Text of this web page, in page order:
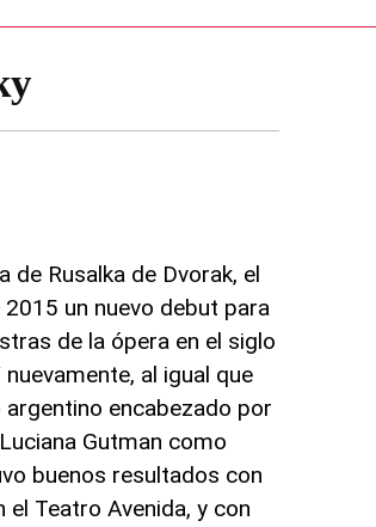
Rusalka de Dvorak, el
un nuevo debut para
de la ópera en el siglo
al igual que
argentino encabezado por
Gutman como
buenos resultados con
Teatro Avenida, y con